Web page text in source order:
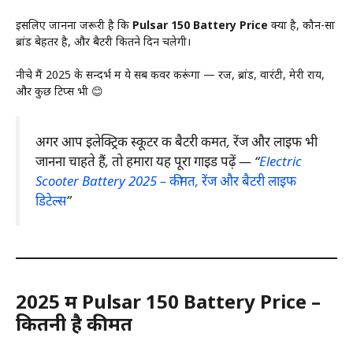
इसलिए जानना जरूरी है कि Pulsar 150 Battery Price क्या है, कौन-सा
ब्रांड बेहतर है, और बैटरी कितने दिन चलेगी।
नीचे मैं 2025 के सन्दर्भ में ये सब कवर करूंगा — रेंज, ब्रांड, वारंटी, मेरी राय,
और कुछ टिप्स भी 😊
अगर आप इलेक्ट्रिक स्कूटर की बैटरी कीमत, रेंज और लाइफ भी
जानना चाहते हैं, तो हमारा यह पूरा गाइड पढ़ें — “Electric
Scooter Battery 2025 – कीमत, रेंज और बैटरी लाइफ
डिटेल्स”
2025 में Pulsar 150 Battery Price –
कितनी है कीमत